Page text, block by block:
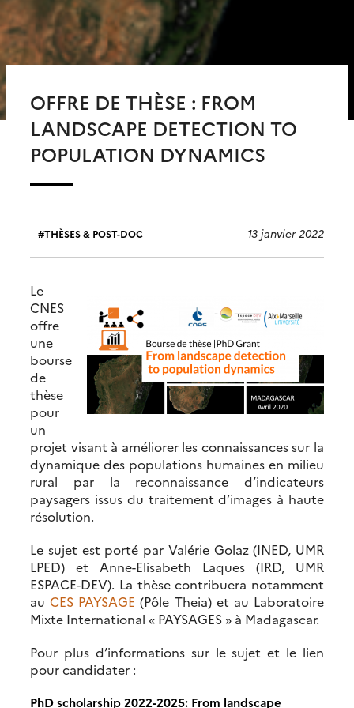
OFFRE DE THÈSE : FROM
LANDSCAPE DETECTION TO
POPULATION DYNAMICS
THÈSES & POST-DOC 13 janvier 2022
Le
CNES
offre
une
bourse
de
thèse
pour
un
projet visant à améliorer les connaissances sur la
dynamique des populations humaines en milieu
rural par la reconnaissance d’indicateurs
paysagers issus du traitement d’images à haute
résolution.
Le sujet est porté par Valérie Golaz (INED, UMR
LPED) et Anne-Elisabeth Laques (IRD, UMR
ESPACE-DEV). La thèse contribuera notamment
au CES PAYSAGE (Pôle Theia) et au Laboratoire
Mixte International « PAYSAGES » à Madagascar.
Pour plus d’informations sur le sujet et le lien
pour candidater :
PhD scholarship 2022-2025: From landscape